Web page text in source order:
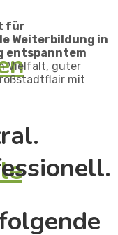
für
Weiterbildung in
entspanntem
Vielfalt, guter
mit